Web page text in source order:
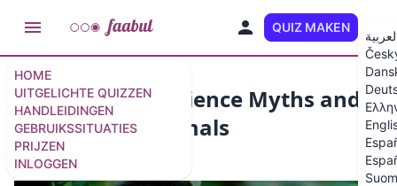
HOME
UITGELICHTE QUIZZEN
HANDLEIDINGEN
GEBRUIKSSITUATIES
PRIJZEN
INLOGGEN
QUIZ MAKEN
True or False? Science Myths and
Facts about Animals
10 vragen /